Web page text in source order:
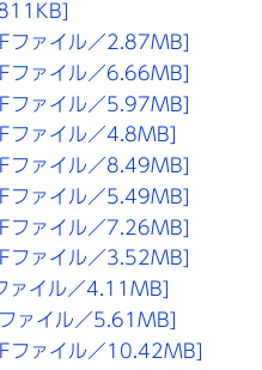
ファイル／2.87MB]
ファイル／6.66MB]
ファイル／5.97MB]
ファイル／4.8MB]
ファイル／8.49MB]
ファイル／5.49MB]
ファイル／7.26MB]
ファイル／3.52MB]
ァイル／4.11MB]
ァイル／5.61MB]
ファイル／10.42MB]